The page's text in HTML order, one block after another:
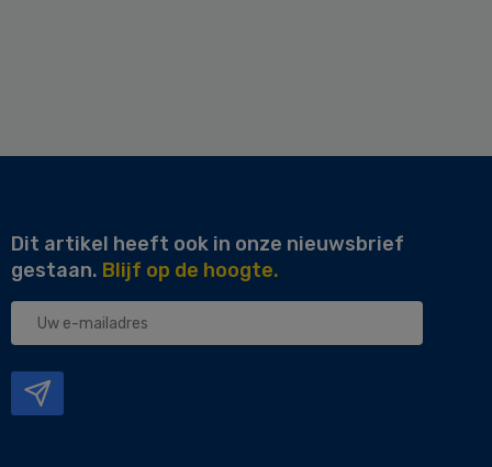
Dit artikel heeft ook in onze nieuwsbrief
gestaan. Blijf op de hoogte.
Uw